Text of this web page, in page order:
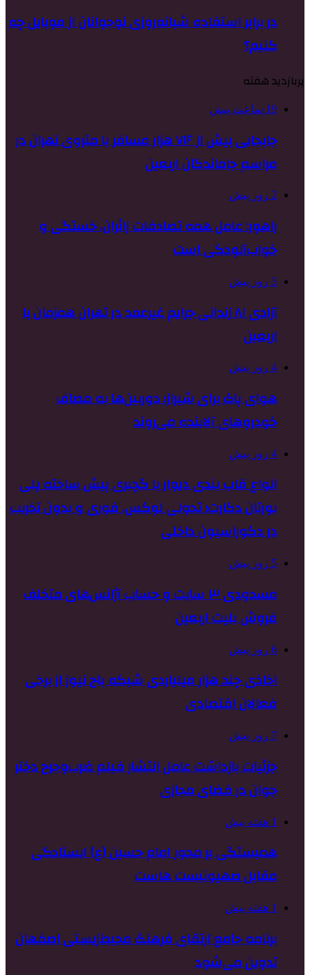
در برابر استفاده شبانه‌روزی نوجوانان از موبایل چه
کنیم؟
پربازدید هفته
19 ساعت پیش
جابجایی بیش از ۷۱۶ هزار مسافر با متروی تهران در
مراسم جاماندگان اربعین
2 روز پیش
راهور: عامل همه تصادفات زائران، خستگی و
خواب‌آلودگی است
3 روز پیش
آزادی ۸۱ زندانی جرایم غیرعمد در تهران همزمان با
اربعین
4 روز پیش
هوای پاک برای شیراز؛ دوربین‌ها به مصاف
خودروهای آلاینده می‌روند
4 روز پیش
انواع قاب بندی دیوار با گچبری پیش ساخته پلی
یورتان دکارت؛ تحولی لوکس، فوری و بدون تخریب
در دکوراسیون داخلی
5 روز پیش
مسدودی ۳ سایت و حساب آژانس‌های متخلف
فروش بلیت اربعین
6 روز پیش
اخاذی چند هزار میلیاردی شبکه باج نیوز از برخی
فعالان اقتصادی
7 روز پیش
جزئیات بازداشت عامل انتشار فیلم ضرب‌وجرح دختر
جوان در فضای مجازی
1 هفته پیش
همبستگی بر محور امام حسین (ع) ایستادگی
مقابل صهیونیست هاست
1 هفته پیش
برنامه جامع ارتقای فرهنگ محیط‌زیستی اصفهان
تدوین می‌شود